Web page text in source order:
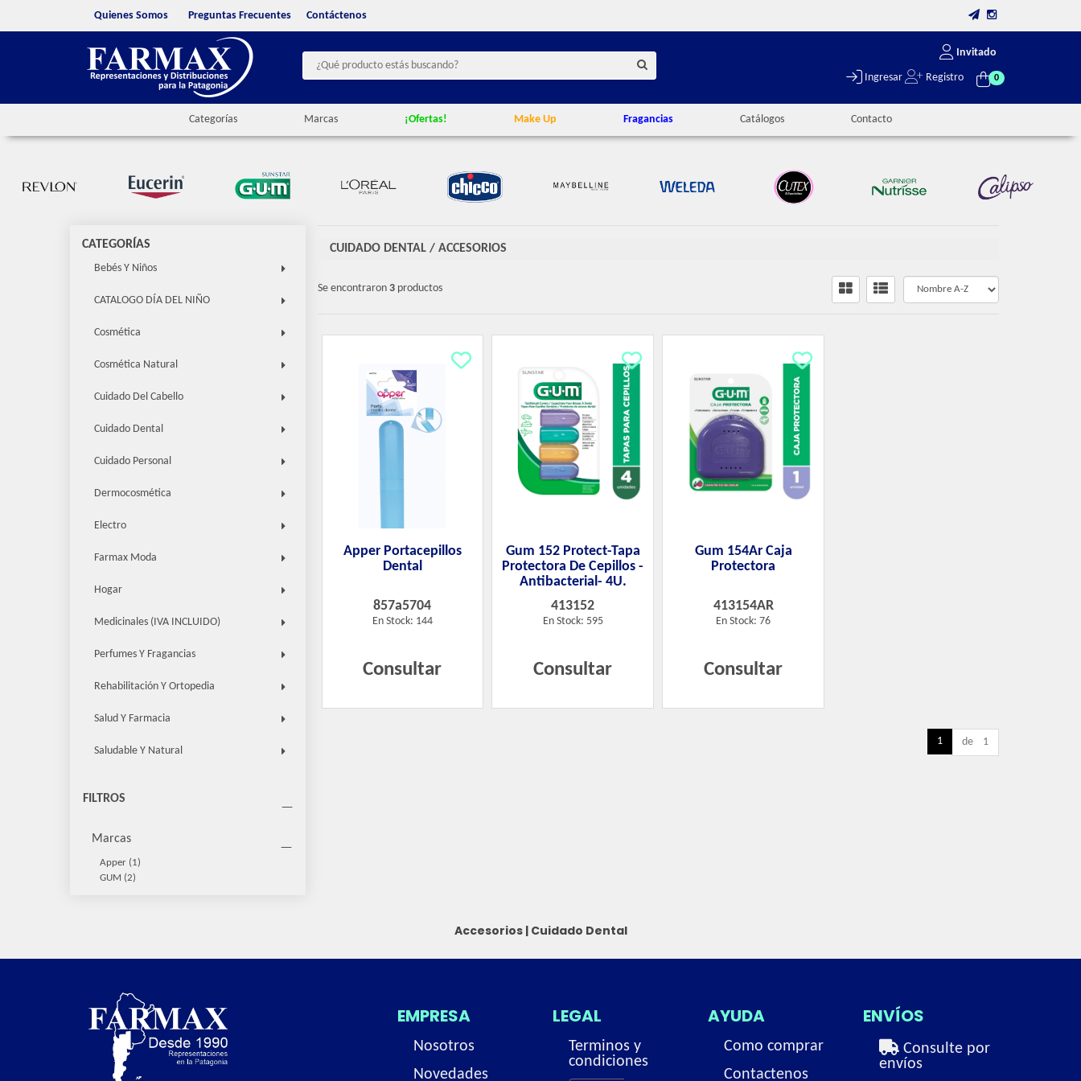
Quienes Somos Preguntas Frecuentes Contáctenos
Invitado
Ingresar Registro 0
Categorías Marcas ¡Ofertas! Make Up Fragancias Catálogos Contacto
CATEGORÍAS
Bebés Y Niños
CATALOGO DÍA DEL NIÑO
Cosmética
Cosmética Natural
Cuidado Del Cabello
Cuidado Dental
Cuidado Personal
Dermocosmética
Electro
Farmax Moda
Hogar
Medicinales (IVA INCLUIDO)
Perfumes Y Fragancias
Rehabilitación Y Ortopedia
Salud Y Farmacia
Saludable Y Natural
FILTROS
Marcas
Apper (1)
GUM (2)
CUIDADO DENTAL/ ACCESORIOS
Se encontraron 3 productos
Apper Portacepillos
Dental
857a5704
En Stock: 144
Consultar
Gum 152 Protect-Tapa
Protectora De Cepillos -
Antibacterial- 4U.
413152
En Stock: 595
Consultar
Gum 154Ar Caja
Protectora
413154AR
En Stock: 76
Consultar
1 de 1
Accesorios| Cuidado Dental
EMPRESA
Nosotros
Novedades
LEGAL
Terminos y
condiciones
AYUDA
Como comprar
Contactenos
ENVÍOS
Consulte por
envíos